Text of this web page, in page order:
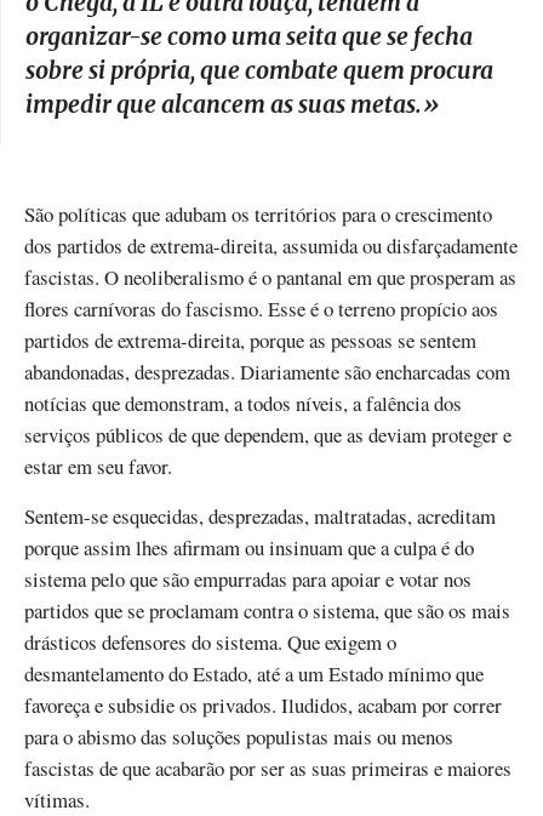
organizar-se como uma seita que se fecha
sobre si própria, que combate quem procura
impedir que alcancem as suas metas.»
São políticas que adubam os territórios para o crescimento
dos partidos de extrema-direita, assumida ou disfarçadamente
fascistas. O neoliberalismo é o pantanal em que prosperam as
flores carnívoras do fascismo. Esse é o terreno propício aos
partidos de extrema-direita, porque as pessoas se sentem
abandonadas, desprezadas. Diariamente são encharcadas com
notícias que demonstram, a todos níveis, a falência dos
serviços públicos de que dependem, que as deviam proteger e
estar em seu favor.
Sentem-se esquecidas, desprezadas, maltratadas, acreditam
porque assim lhes afirmam ou insinuam que a culpa é do
sistema pelo que são empurradas para apoiar e votar nos
partidos que se proclamam contra o sistema, que são os mais
drásticos defensores do sistema. Que exigem o
desmantelamento do Estado, até a um Estado mínimo que
favoreça e subsidie os privados. Iludidos, acabam por correr
para o abismo das soluções populistas mais ou menos
fascistas de que acabarão por ser as suas primeiras e maiores
vítimas.